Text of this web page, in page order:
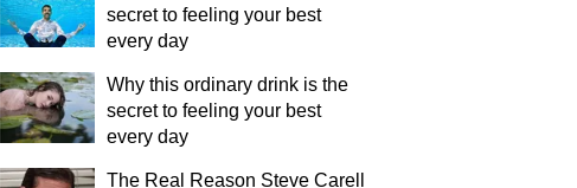
secret to feeling your best
every day
Why this ordinary drink is the
secret to feeling your best
every day
The Real Reason Steve Carell